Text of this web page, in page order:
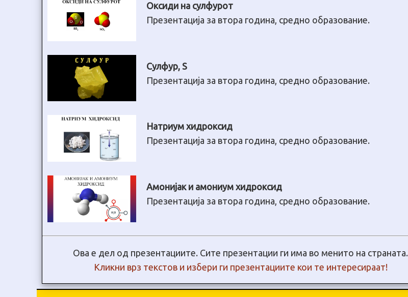
Оксиди на сулфурот
Презентација за втора година, средно образование.
Сулфур, S
Презентација за втора година, средно образование.
Натриум хидроксид
Презентација за втора година, средно образование.
Амонијак и амониум хидроксид
Презентација за втора година, средно образование.
Ова е дел од презентациите. Сите презентации ги има во менито на страната.
Кликни врз текстов и избери ги презентациите кои те интересираат!